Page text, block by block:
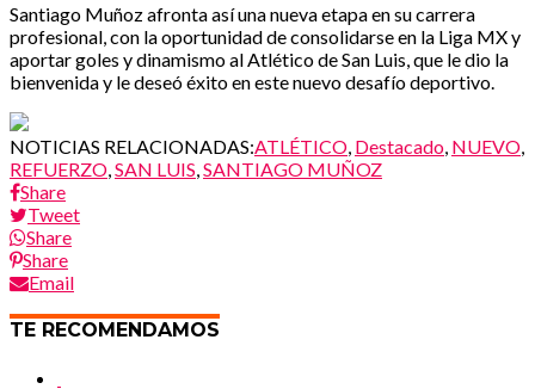
Santiago Muñoz afronta así una nueva etapa en su carrera
profesional, con la oportunidad de consolidarse en la Liga MX y
aportar goles y dinamismo al Atlético de San Luis, que le dio la
bienvenida y le deseó éxito en este nuevo desafío deportivo.
NOTICIAS RELACIONADAS:ATLÉTICO Destacado NUEVO
REFUERZO SAN LUIS SANTIAGO MUÑOZ
Share
Tweet
Share
Share
Email
TE RECOMENDAMOS